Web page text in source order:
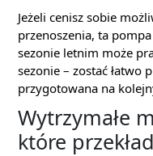
Jeżeli cenisz sobie
przenoszenia, ta
sezonie letnim może
sezonie – zostać łatwo
przygotowana na
Wytrzymałe
które